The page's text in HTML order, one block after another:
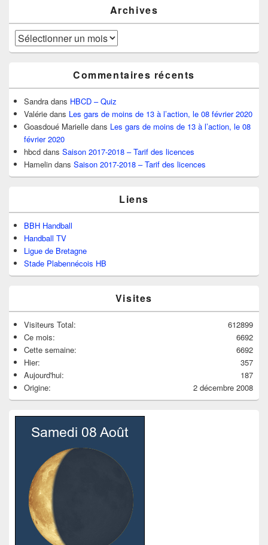
Archives
Archives
Commentaires récents
Sandra dans HBCD – Quiz
Valérie dans Les gars de moins de 13 à l’action, le 08 février 2020
Goasdoué Marielle dans Les gars de moins de 13 à l’action, le 08
février 2020
hbcd dans Saison 2017-2018 – Tarif des licences
Hamelin dans Saison 2017-2018 – Tarif des licences
Liens
BBH Handball
Handball TV
Ligue de Bretagne
Stade Plabennécois HB
Visites
612899
Visiteurs Total:
6692
Ce mois:
6692
Cette semaine:
357
Hier:
187
Aujourd'hui:
2 décembre 2008
Origine: